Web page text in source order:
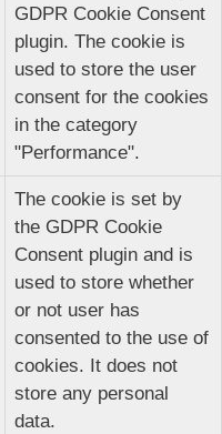
GDPR Cookie Consent
plugin. The cookie is
used to store the user
consent for the cookies
in the category
"Performance".
The cookie is set by
the GDPR Cookie
Consent plugin and is
used to store whether
or not user has
consented to the use of
cookies. It does not
store any personal
data.